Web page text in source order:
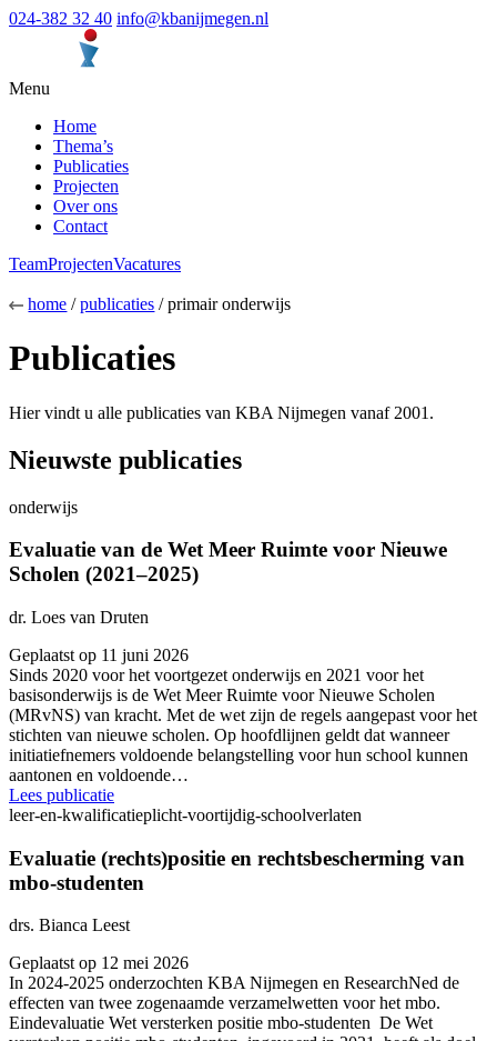
024-382 32 40 info@kbanijmegen.nl
Menu
Home
Thema’s
Publicaties
Projecten
Over ons
Contact
TeamProjectenVacatures
home /publicaties / primair onderwijs
Publicaties
Hier vindt u alle publicaties van KBA Nijmegen vanaf 2001.
Nieuwste publicaties
onderwijs
Evaluatie van de Wet Meer Ruimte voor Nieuwe
Scholen (2021–2025)
dr. Loes van Druten
Geplaatst op 11 juni 2026
Sinds 2020 voor het voortgezet onderwijs en 2021 voor het
basisonderwijs is de Wet Meer Ruimte voor Nieuwe Scholen
(MRvNS) van kracht. Met de wet zijn de regels aangepast voor het
stichten van nieuwe scholen. Op hoofdlijnen geldt dat wanneer
initiatiefnemers voldoende belangstelling voor hun school kunnen
aantonen en voldoende…
Lees publicatie
leer-en-kwalificatieplicht-voortijdig-schoolverlaten
Evaluatie (rechts)positie en rechtsbescherming van
mbo-studenten
drs. Bianca Leest
Geplaatst op 12 mei 2026
In 2024-2025 onderzochten KBA Nijmegen en ResearchNed de
effecten van twee zogenaamde verzamelwetten voor het mbo.
Eindevaluatie Wet versterken positie mbo-studenten De Wet